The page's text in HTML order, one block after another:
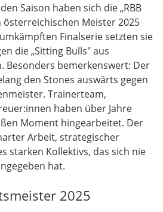
Saison haben sich die „RBB
österreichischen Meister 2025
Finalserie setzten sie
die „Sitting Bulls" aus
Besonders bemerkenswert: Der
den Stones auswärts gegen
Trainerteam,
haben über Jahre
Moment hingearbeitet. Der
Arbeit, strategischer
starken Kollektivs, das sich nie
hat.
2025